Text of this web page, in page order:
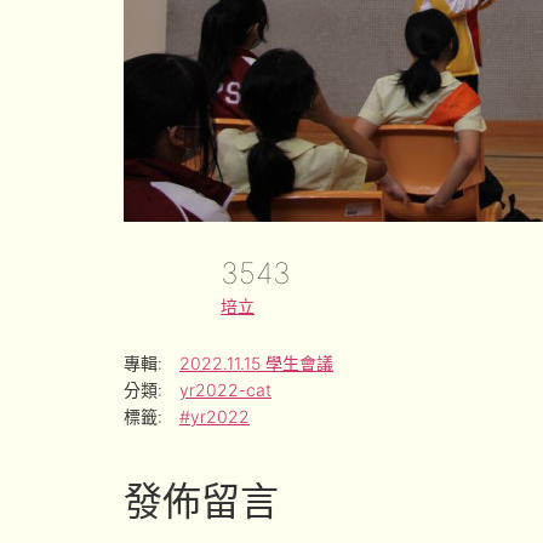
3543
培立
專輯:
2022.11.15 學生會議
分類:
yr2022-cat
標籤:
#yr2022
發佈留言